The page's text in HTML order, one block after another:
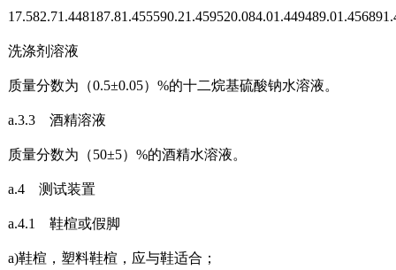
洗涤剂溶液
质量分数为（0.5±0.05）%的十二烷基硫酸钠水溶液。
a.3.3 酒精溶液
质量分数为（50±5）%的酒精水溶液。
a.4 测试装置
a.4.1 鞋楦或假脚
a)鞋楦，塑料鞋楦，应与鞋适合；